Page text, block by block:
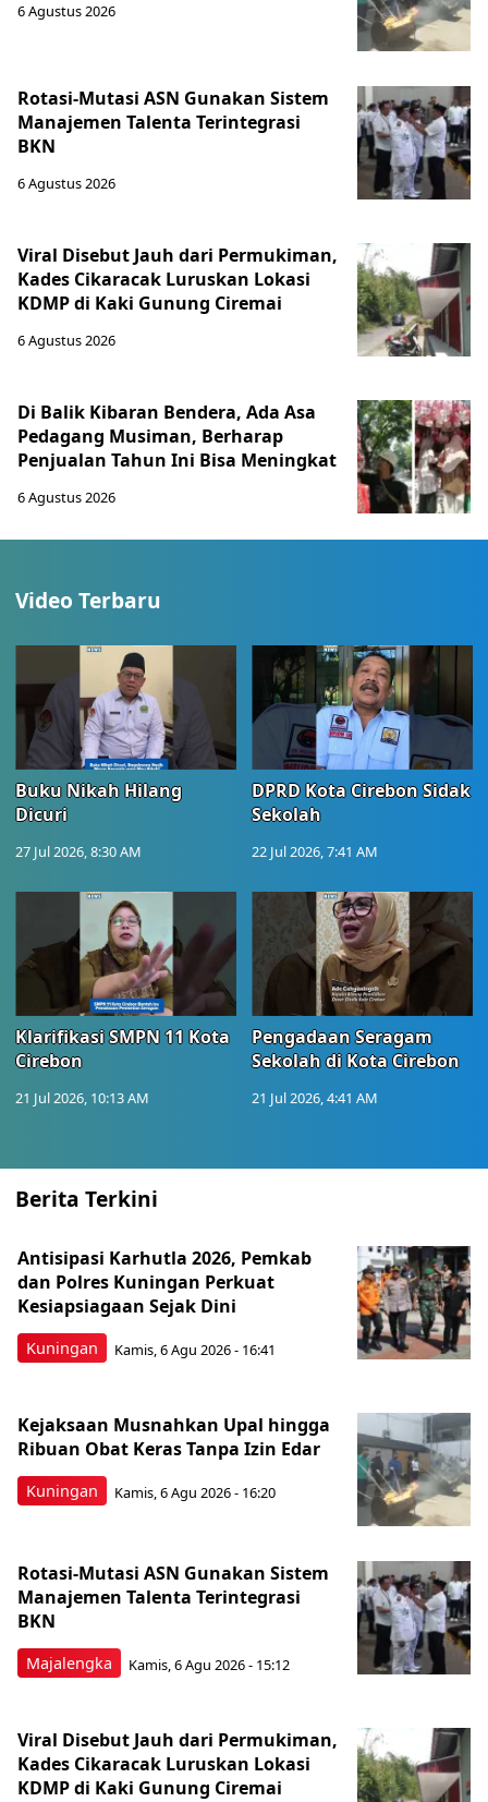
6 Agustus 2026
Rotasi-Mutasi ASN Gunakan Sistem
Manajemen Talenta Terintegrasi
BKN
6 Agustus 2026
Viral Disebut Jauh dari Permukiman,
Kades Cikaracak Luruskan Lokasi
KDMP di Kaki Gunung Ciremai
6 Agustus 2026
Di Balik Kibaran Bendera, Ada Asa
Pedagang Musiman, Berharap
Penjualan Tahun Ini Bisa Meningkat
6 Agustus 2026
Video Terbaru
Buku Nikah Hilang
Dicuri
27 Jul 2026, 8:30 AM
DPRD Kota Cirebon Sidak
Sekolah
22 Jul 2026, 7:41 AM
Klarifikasi SMPN 11 Kota
Cirebon
21 Jul 2026, 10:13 AM
Pengadaan Seragam
Sekolah di Kota Cirebon
21 Jul 2026, 4:41 AM
Berita Terkini
Kuningan
Antisipasi Karhutla 2026, Pemkab
dan Polres Kuningan Perkuat
Kesiapsiagaan Sejak Dini
Kamis, 6 Agu 2026 - 16:41
Kuningan
Kejaksaan Musnahkan Upal hingga
Ribuan Obat Keras Tanpa Izin Edar
Kamis, 6 Agu 2026 - 16:20
Majalengka
Rotasi-Mutasi ASN Gunakan Sistem
Manajemen Talenta Terintegrasi
BKN
Kamis, 6 Agu 2026 - 15:12
Viral Disebut Jauh dari Permukiman,
Kades Cikaracak Luruskan Lokasi
KDMP di Kaki Gunung Ciremai